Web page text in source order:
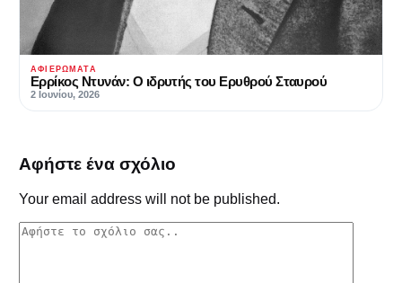
ΑΦΙΕΡΏΜΑΤΑ
Ερρίκος Ντυνάν: Ο ιδρυτής του Ερυθρού Σταυρού
2 Ιουνίου, 2026
Αφήστε ένα σχόλιο
Your email address will not be published.